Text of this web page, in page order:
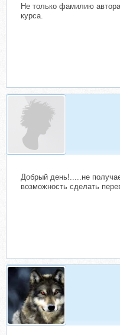
Не только фамилию
курса.
Добрый день!.....не
возможность сделать